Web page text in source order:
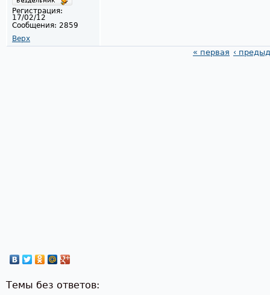
Регистрация:
17/02/12
Сообщения: 2859
Верх
« первая ‹
Темы без ответов: